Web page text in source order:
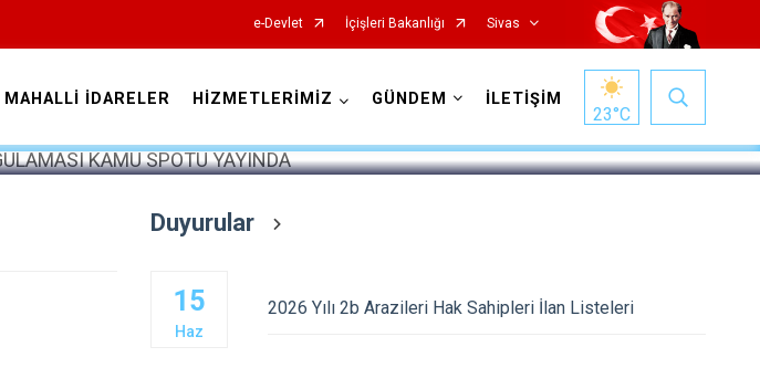
e-Devlet İçişleri Bakanlığı Sivas
Akıncılar
MAHALLİ İDARELER HİZMETLERİMİZ GÜNDEM İLETİŞİM
23°C
Duyurular
15
Haz
2026 Yılı 2b Arazileri Hak Sahipleri İlan Listeleri